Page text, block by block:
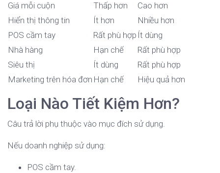
Giá mỗi cuộn
Thấp hơn
Cao hơn
Hiển thị thông tin
Ít hơn
Nhiều hơn
POS cầm tay
Rất phù hợp Ít dùng
Nhà hàng
Hạn chế
Rất phù hợp
Siêu thị
Ít dùng
Rất phù hợp
Marketing trên hóa đơn Hạn chế Hiệu quả hơn
Loại Nào Tiết Kiệm Hơn?
Câu trả lời phụ thuộc vào mục đích sử dụng.
Nếu doanh nghiệp sử dụng:
POS cầm tay.